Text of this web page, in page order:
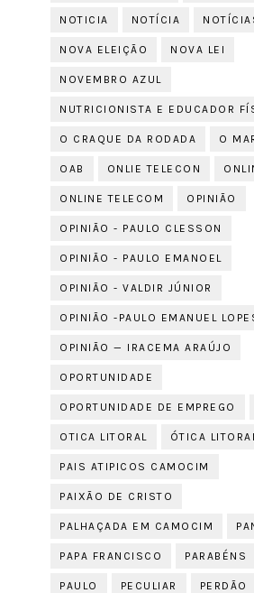
NOTICIA NOTÍCIA
NOVA ELEIÇÃO NOVA LEI
NOVEMBRO AZUL
NUTRICIONISTA E EDUCADOR
O CRAQUE DA RODADA O
OAB ONLIE TELECON
ONLINE TELECOM OPINIÃO
OPINIÃO - PAULO CLESSON
OPINIÃO - PAULO EMANOEL
OPINIÃO - VALDIR JÚNIOR
OPINIÃO -PAULO EMANUEL
OPINIÃO — IRACEMA ARAÚJO
OPORTUNIDADE
OPORTUNIDADE DE EMPREGO
OTICA LITORAL ÓTICA
PAIS ATIPICOS CAMOCIM
PAIXÃO DE CRISTO
PALHAÇADA EM CAMOCIM
PAPA FRANCISCO PARABÉNS
PAULO PECULIAR PERDÃO